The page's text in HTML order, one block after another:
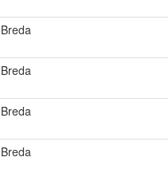
Breda
Breda
Breda
Breda